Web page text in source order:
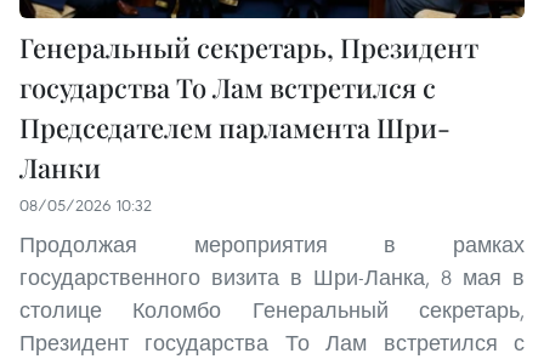
Генеральный секретарь, Президент
государства То Лам встретился с
Председателем парламента Шри-
Ланки
08/05/2026 10:32
Продолжая мероприятия в рамках
государственного визита в Шри-Ланка, 8 мая в
столице Коломбо Генеральный секретарь,
Президент государства То Лам встретился с